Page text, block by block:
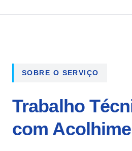
SOBRE O SERVIÇO
Trabalho
com